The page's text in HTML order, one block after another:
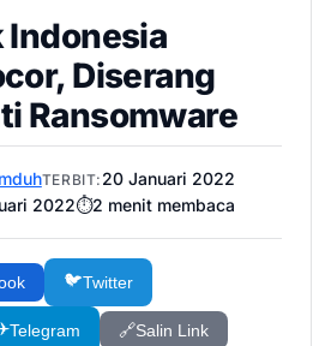
Indonesia
Diserang
Ransomware
TERBIT: 20 Januari 2022
2022⏱️2 menit membaca
🐦Twitter
Telegram 🔗Salin Link